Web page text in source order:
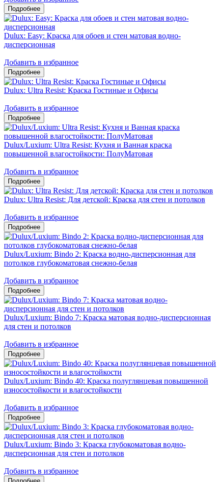
Dulux: Easy: Краска для обоев и стен матовая водно-
дисперсионная
Добавить в избранное
Dulux: Ultra Resist: Краска Гостиные и Офисы
Добавить в избранное
Dulux/Luxium: Ultra Resist: Кухня и Ванная краска
повышенной влагостойкости: ПолуМатовая
Добавить в избранное
Dulux: Ultra Resist: Для детской: Краска для стен и потолков
Добавить в избранное
Dulux/Luxium: Bindo 2: Краска водно-дисперсионная для
потолков глубокоматовая снежно-белая
Добавить в избранное
Dulux/Luxium: Bindo 7: Краска матовая водно-дисперсионная
для стен и потолков
Добавить в избранное
Dulux/Luxium: Bindo 40: Краска полуглянцевая повышенной
износостойкости и влагостойкости
Добавить в избранное
Dulux/Luxium: Bindo 3: Краска глубокоматовая водно-
дисперсионная для стен и потолков
Добавить в избранное